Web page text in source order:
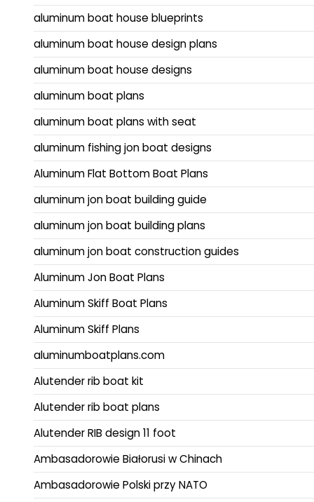
aluminum boat house blueprints
aluminum boat house design plans
aluminum boat house designs
aluminum boat plans
aluminum boat plans with seat
aluminum fishing jon boat designs
Aluminum Flat Bottom Boat Plans
aluminum jon boat building guide
aluminum jon boat building plans
aluminum jon boat construction guides
Aluminum Jon Boat Plans
Aluminum Skiff Boat Plans
Aluminum Skiff Plans
aluminumboatplans.com
Alutender rib boat kit
Alutender rib boat plans
Alutender RIB design 11 foot
Ambasadorowie Białorusi w Chinach
Ambasadorowie Polski przy NATO